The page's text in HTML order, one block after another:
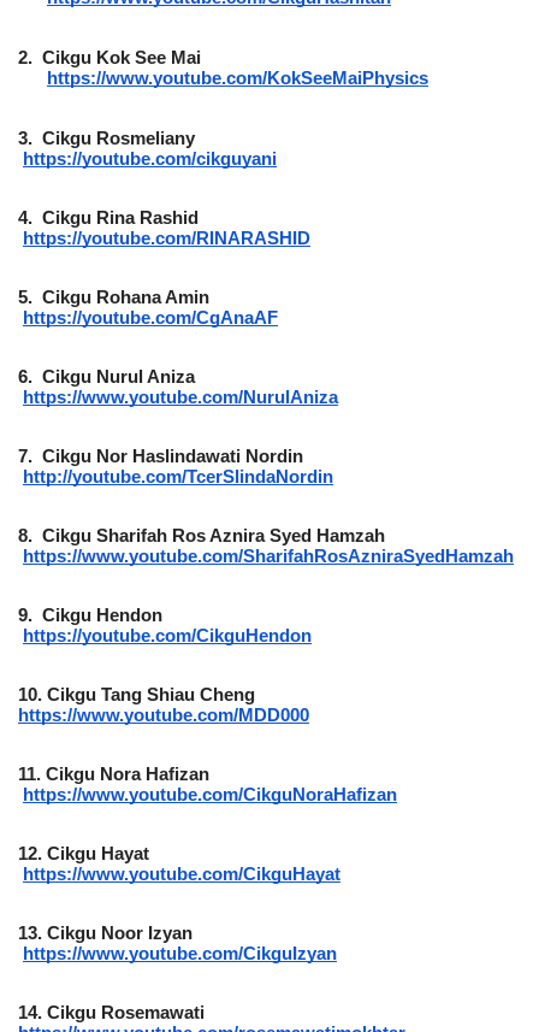
2. Cikgu Kok See Mai
https://www.youtube.com/KokSeeMaiPhysics
3. Cikgu Rosmeliany
https://youtube.com/cikguyani
4. Cikgu Rina Rashid
https://youtube.com/RINARASHID
5. Cikgu Rohana Amin
https://youtube.com/CgAnaAF
6. Cikgu Nurul Aniza
https://www.youtube.com/NurulAniza
7. Cikgu Nor Haslindawati Nordin
http://youtube.com/TcerSlindaNordin
8. Cikgu Sharifah Ros Aznira Syed Hamzah
https://www.youtube.com/SharifahRosAzniraSyedHamzah
9. Cikgu Hendon
https://youtube.com/CikguHendon
10. Cikgu Tang Shiau Cheng
https://www.youtube.com/MDD000
11. Cikgu Nora Hafizan
https://www.youtube.com/CikguNoraHafizan
12. Cikgu Hayat
https://www.youtube.com/CikguHayat
13. Cikgu Noor Izyan
https://www.youtube.com/CikguIzyan
14. Cikgu Rosemawati